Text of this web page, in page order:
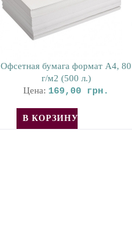
Офсетная бумага формат A4, 80
г/м2 (500 л.)
Цена: 169,00 грн.